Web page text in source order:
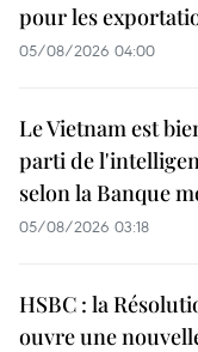
pour les
05/08/2026 04:00
Le Vietnam est
parti de
selon la Banque
05/08/2026 03:18
HSBC : la
ouvre une